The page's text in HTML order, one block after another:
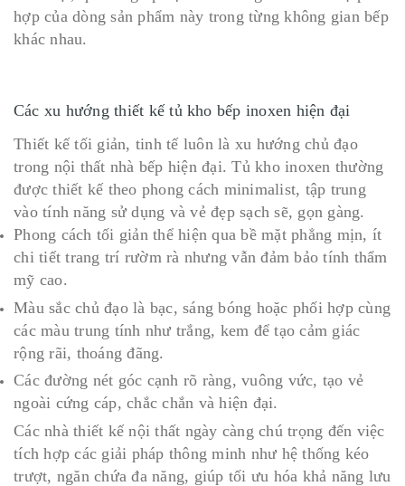
hợp của dòng sản phẩm này trong từng không gian bếp
khác nhau.
Các xu hướng thiết kế tủ kho bếp inoxen hiện đại
Thiết kế tối giản, tinh tế luôn là xu hướng chủ đạo
trong nội thất nhà bếp hiện đại. Tủ kho inoxen thường
được thiết kế theo phong cách minimalist, tập trung
vào tính năng sử dụng và vẻ đẹp sạch sẽ, gọn gàng.
Phong cách tối giản thể hiện qua bề mặt phẳng mịn, ít
chi tiết trang trí rườm rà nhưng vẫn đảm bảo tính thẩm
mỹ cao.
Màu sắc chủ đạo là bạc, sáng bóng hoặc phối hợp cùng
các màu trung tính như trắng, kem để tạo cảm giác
rộng rãi, thoáng đãng.
Các đường nét góc cạnh rõ ràng, vuông vức, tạo vẻ
ngoài cứng cáp, chắc chắn và hiện đại.
Các nhà thiết kế nội thất ngày càng chú trọng đến việc
tích hợp các giải pháp thông minh như hệ thống kéo
trượt, ngăn chứa đa năng, giúp tối ưu hóa khả năng lưu